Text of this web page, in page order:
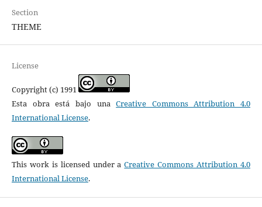
Section
THEME
License
Copyright (c) 1991
Esta obra está bajo unaCreative Commons Attribution 4.0
International License.
This work is licensed under aCreative Commons Attribution 4.0
International License.